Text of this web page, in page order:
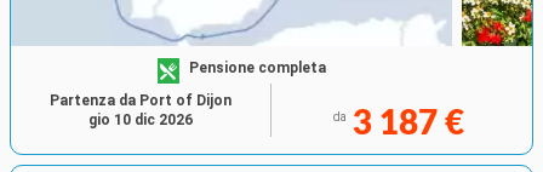
Pensione completa
da 3 187 €
Partenza da Port of Dijon
gio 10 dic 2026